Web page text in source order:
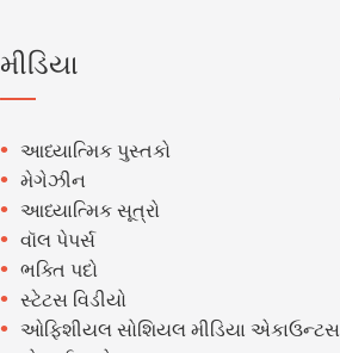
મીડિયા
આધ્યાત્મિક પુસ્તકો
મેગેઝીન
આધ્યાત્મિક સૂત્રો
વૉલ પેપર્સ
ભક્તિ પદો
સ્ટેટસ વિડીયો
ઓફિશીયલ સોશિયલ મીડિયા એકાઉન્ટસ